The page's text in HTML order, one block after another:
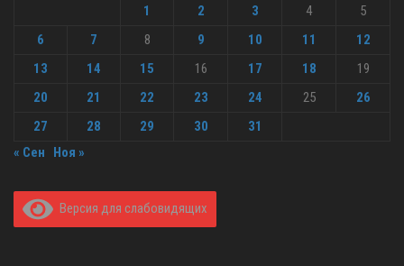
1
2 3 4
5
6
7 8 9 10 11
12
13
14 15 16 17 18
19
20
21 22 23 24 25
26
27
28 29 30
31
« Сен
Ноя »
Версия для слабовидящих